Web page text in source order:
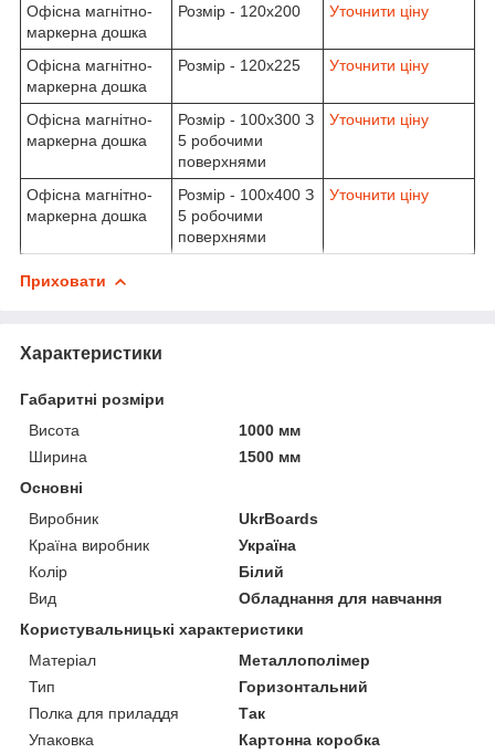
Офісна магнітно-
маркерна дошка
Розмір - 120х200 Уточнити ціну
Офісна магнітно-
маркерна дошка
Розмір - 120х225 Уточнити ціну
Офісна магнітно-
маркерна дошка
Розмір - 100х300 З
5 робочими
поверхнями
Уточнити ціну
Офісна магнітно-
маркерна дошка
Розмір - 100х400 З
5 робочими
поверхнями
Уточнити ціну
Приховати
Характеристики
Габаритні розміри
Висота
1000 мм
Ширина
1500 мм
Основні
Виробник
UkrBoards
Країна виробник
Україна
Колір
Білий
Вид
Обладнання для навчання
Користувальницькі характеристики
Матеріал
Металлополімер
Тип
Горизонтальний
Полка для приладдя
Так
Упаковка
Картонна коробка